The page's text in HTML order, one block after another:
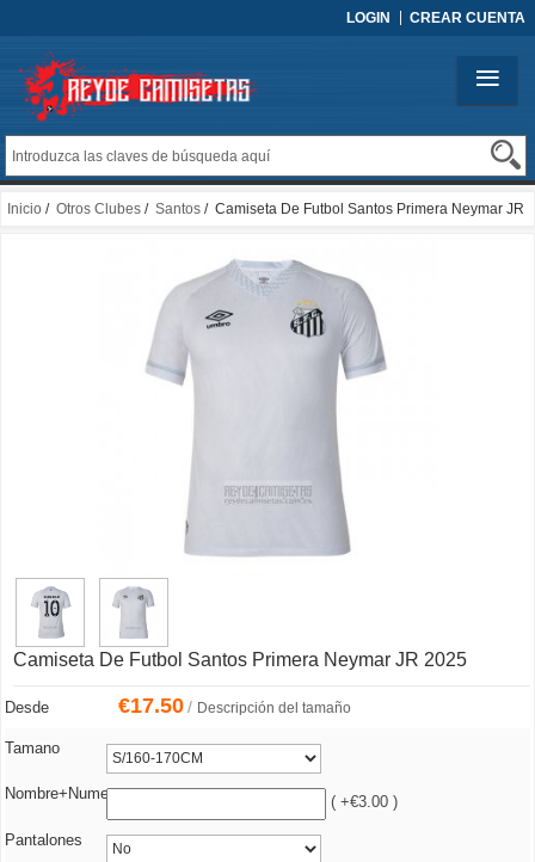
LOGIN CREAR CUENTA
Inicio / Otros Clubes / Santos / Camiseta De Futbol Santos Primera Neymar JR
Camiseta De Futbol Santos Primera Neymar JR 2025
Desde €17.50/ Descripción del tamaño
Tamano
Nombre+Numero ( +€3.00 )
Pantalones